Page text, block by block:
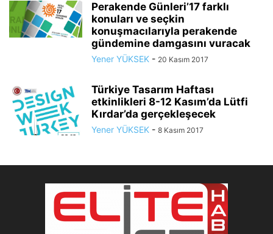
Perakende Günleri’17 farklı
konuları ve seçkin
konuşmacılarıyla perakende
gündemine damgasını vuracak
Yener YÜKSEK - 20 Kasım 2017
Türkiye Tasarım Haftası
etkinlikleri 8-12 Kasım’da Lütfi
Kırdar’da gerçekleşecek
Yener YÜKSEK - 8 Kasım 2017